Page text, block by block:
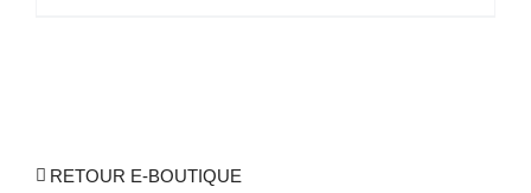
RETOUR E-BOUTIQUE